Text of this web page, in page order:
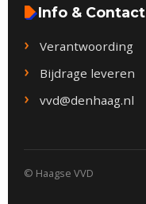
Info & Contact
Verantwoording
Bijdrage leveren
vvd@denhaag.nl
© Haagse VVD